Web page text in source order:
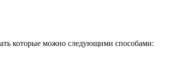
которые можно следующими способами: